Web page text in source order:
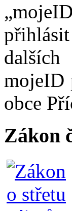
mojeID
obce
Zákon